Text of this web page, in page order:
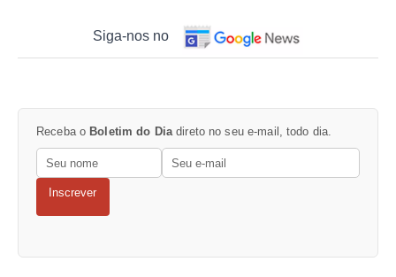
Siga-nos no
Receba o Boletim do Dia direto no seu e-mail, todo dia.
Inscrever